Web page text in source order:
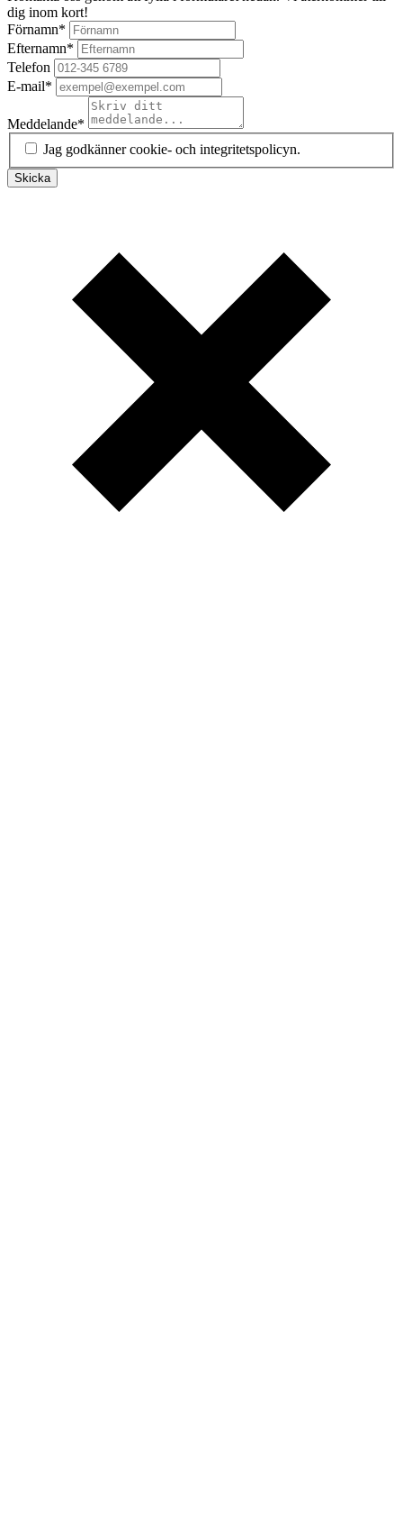
dig inom kort!
Förnamn*
Efternamn*
Telefon
E-mail*
Meddelande*
Jag godkänner cookie- och integritetspolicyn.
Skicka